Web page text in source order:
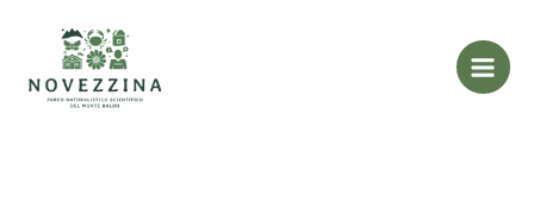
contenuto